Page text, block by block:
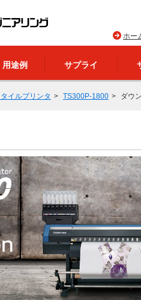
ホー
用途例 サプライ
イルプリンタ TS300P-1800 ダウ